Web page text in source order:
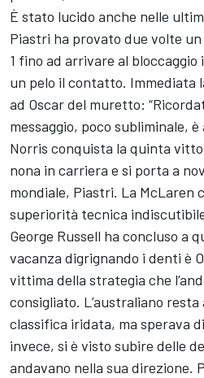
È stato lucido anche nelle
Piastri ha provato due volte
1 fino ad arrivare al
un pelo il contatto. Immediata
ad Oscar del muretto:
messaggio, poco subliminale,
Norris conquista la quinta
nona in carriera e si porta a
mondiale, Piastri. La McLaren
superiorità tecnica
George Russell ha concluso a
vacanza digrignando i denti è
vittima della strategia che
consigliato. L’australiano resta
classifica iridata, ma sperava
invece, si è visto subire delle
andavano nella sua direzione.